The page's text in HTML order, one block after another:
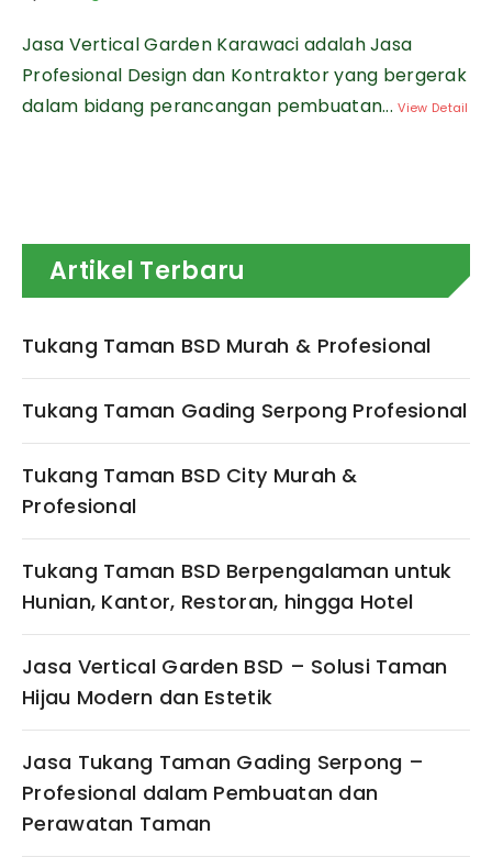
Jasa Vertical Garden Karawaci adalah Jasa
Profesional Design dan Kontraktor yang bergerak
dalam bidang perancangan pembuatan...View Detail
Artikel Terbaru
Tukang Taman BSD Murah & Profesional
Tukang Taman Gading Serpong Profesional
Tukang Taman BSD City Murah &
Profesional
Tukang Taman BSD Berpengalaman untuk
Hunian, Kantor, Restoran, hingga Hotel
Jasa Vertical Garden BSD – Solusi Taman
Hijau Modern dan Estetik
Jasa Tukang Taman Gading Serpong –
Profesional dalam Pembuatan dan
Perawatan Taman